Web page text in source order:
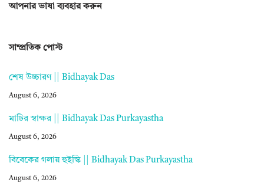
আপনার ভাষা ব্যবহার করুন
সাম্প্রতিক পোস্ট
শেষ উচ্চারণ || Bidhayak Das
August 6, 2026
মাটির স্বাক্ষর || Bidhayak Das Purkayastha
August 6, 2026
বিবেকের গলায় হুইস্কি || Bidhayak Das Purkayastha
August 6, 2026